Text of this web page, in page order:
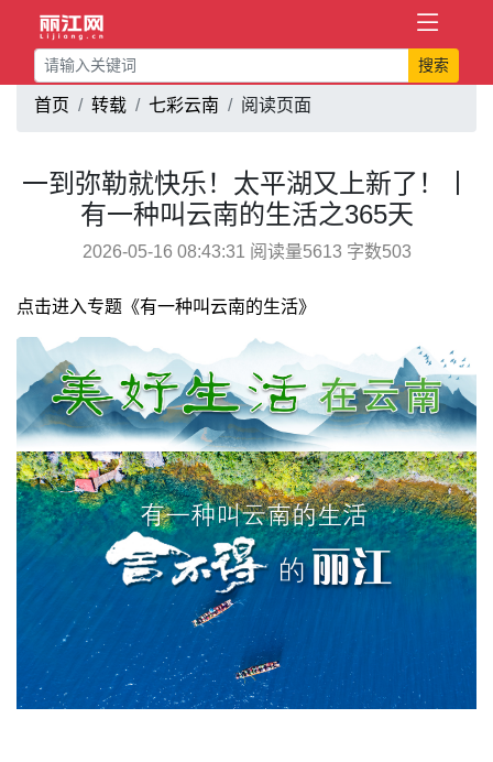
搜索
首页 转载 七彩云南 阅读页面
一到弥勒就快乐！太平湖又上新了！丨
有一种叫云南的生活之365天
2026-05-16 08:43:31 阅读量5613 字数503
点击进入专题《有一种叫云南的生活》